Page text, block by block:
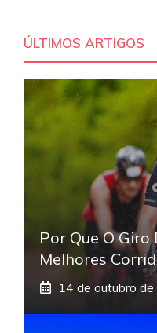
ÚLTIMOS ARTIGOS
Por Que O Giro
Melhores
14 de outubro